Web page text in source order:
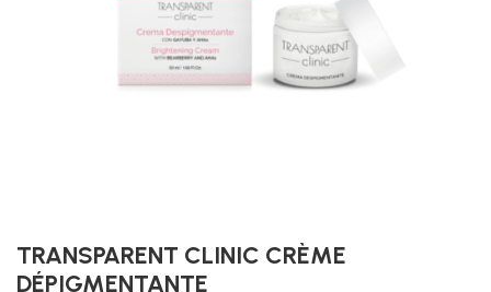
TRANSPARENT CLINIC CRÈME
DÉPIGMENTANTE